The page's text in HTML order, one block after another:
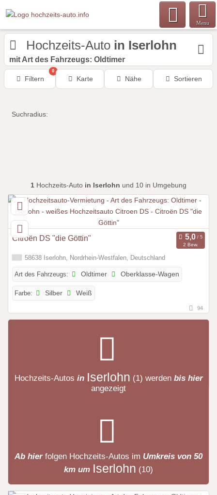
Menu
Hochzeits-Auto in Iserlohn
mit Art des Fahrzeugs: Oldtimer
Filtern
0
Karte Nähe Sortieren
Suchradius:
1 Hochzeits-Auto in Iserlohn und 10 in Umgebung
Citroën DS "die Göttin"
2 Bew.
58638 Iserlohn, Nordrhein-Westfalen, Deutschland
Art des Fahrzeugs: Oldtimer Oberklasse-Wagen
Farbe: Silber Weiß
94
Hochzeits-Autos in Iserlohn (1) werden bis hier
angezeigt
Ab hier folgen Hochzeits-Autos im Umkreis von 50
km um Iserlohn (10)